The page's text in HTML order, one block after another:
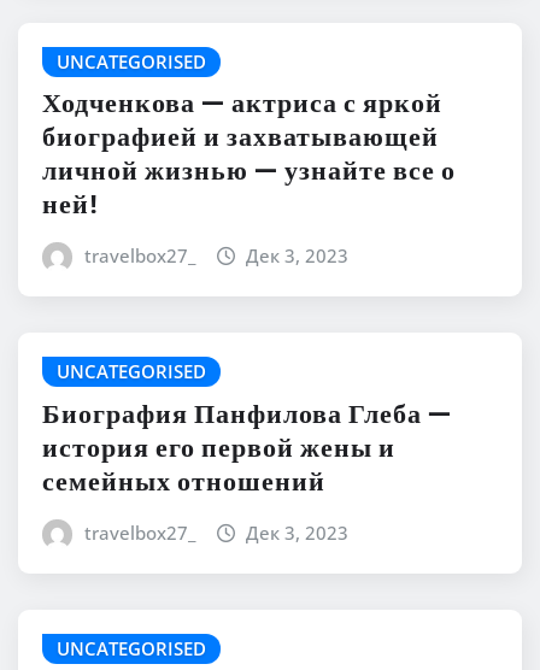
UNCATEGORISED
Ходченкова — актриса с яркой
биографией и захватывающей
личной жизнью — узнайте все о
ней!
travelbox27_ Дек 3, 2023
UNCATEGORISED
Биография Панфилова Глеба —
история его первой жены и
семейных отношений
travelbox27_ Дек 3, 2023
UNCATEGORISED